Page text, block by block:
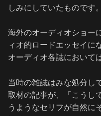
しみにしていたものです。
海外のオーディオショー
ィオ的ロードエッセイに
オーディオ各誌において
当時の雑誌はみな処分し
取材の記事が、「こうし
うようなセリフが自然に